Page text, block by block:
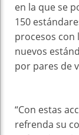
en la que se
150
procesos con
nuevos
por pares de
“Con estas
refrenda su